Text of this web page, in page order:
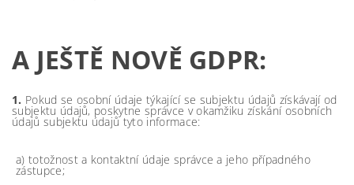
A JEŠTĚ NOVĚ GDPR:
1. Pokud se osobní údaje týkající se subjektu údajů získávají od
subjektu údajů, poskytne správce v okamžiku získání osobních
údajů subjektu údajů tyto informace:
a) totožnost a kontaktní údaje správce a jeho případného
zástupce;